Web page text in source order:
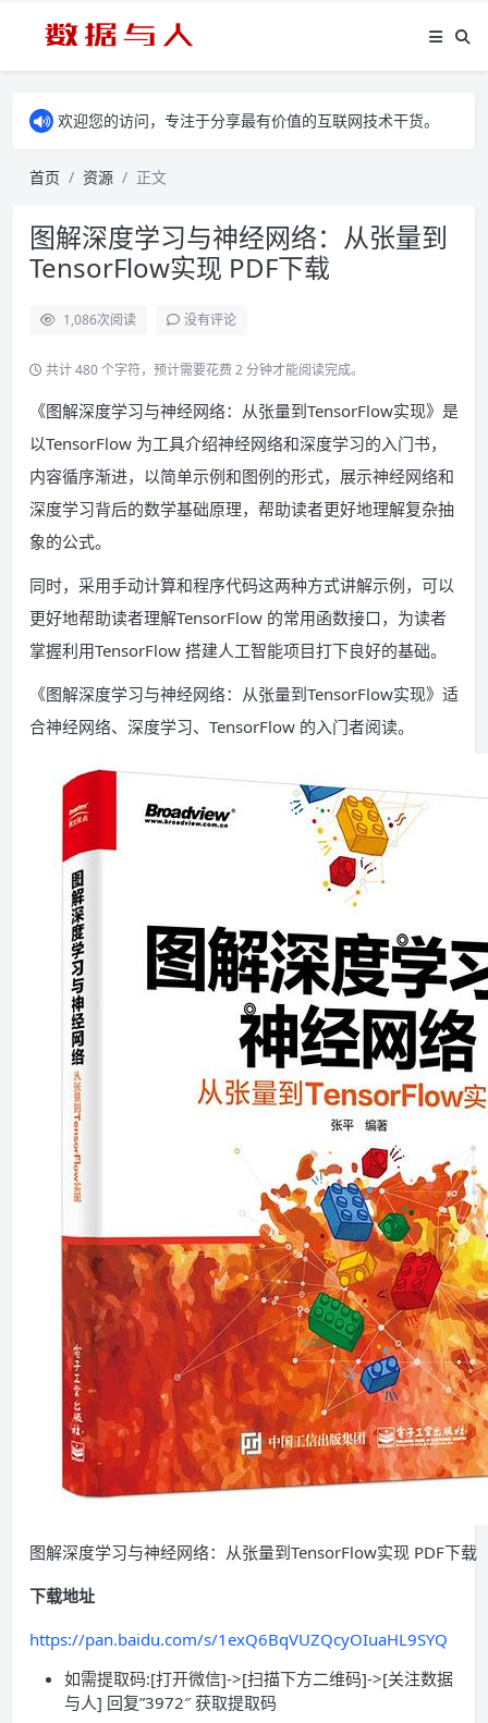
欢迎您的访问，专注于分享最有价值的互联网技术干货。
首页 资源 正文
图解深度学习与神经网络：从张量到
TensorFlow实现 PDF下载
1,086次阅读 没有评论
共计 480 个字符，预计需要花费 2 分钟才能阅读完成。
《图解深度学习与神经网络：从张量到TensorFlow实现》是
以TensorFlow 为工具介绍神经网络和深度学习的入门书，
内容循序渐进，以简单示例和图例的形式，展示神经网络和
深度学习背后的数学基础原理，帮助读者更好地理解复杂抽
象的公式。
同时，采用手动计算和程序代码这两种方式讲解示例，可以
更好地帮助读者理解TensorFlow 的常用函数接口，为读者
掌握利用TensorFlow 搭建人工智能项目打下良好的基础。
《图解深度学习与神经网络：从张量到TensorFlow实现》适
合神经网络、深度学习、TensorFlow 的入门者阅读。
图解深度学习与神经网络：从张量到TensorFlow实现 PDF下载
下载地址
https://pan.baidu.com/s/1exQ6BqVUZQcyOIuaHL9SYQ
如需提取码:[打开微信]->[扫描下方二维码]->[关注数据
与人] 回复”3972″ 获取提取码